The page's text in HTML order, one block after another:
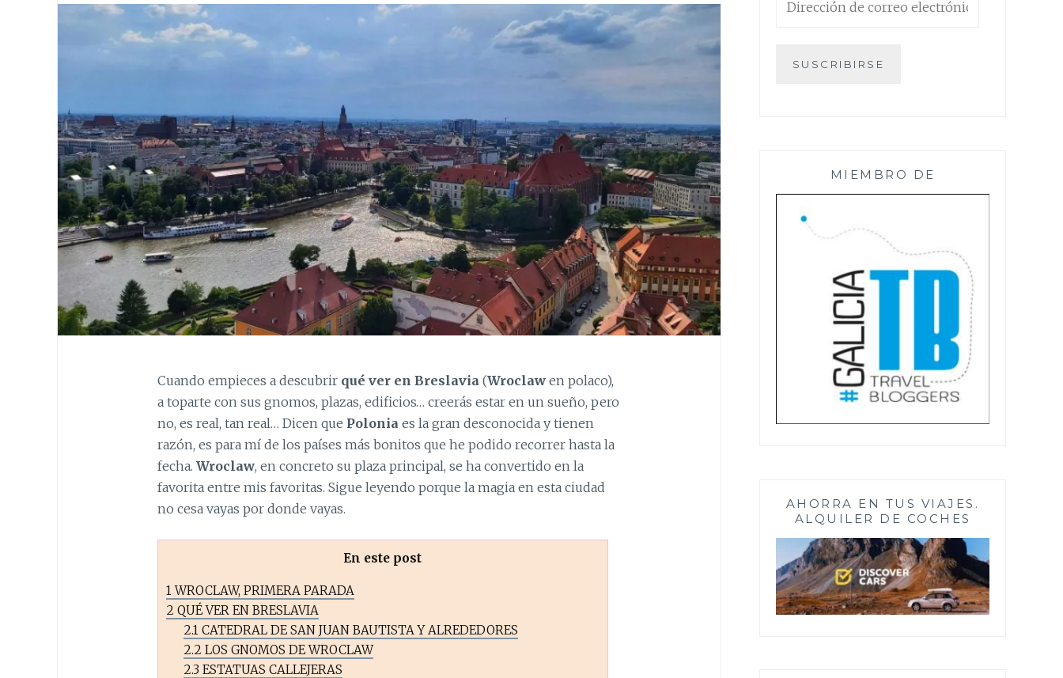
Cuando empieces a descubrir qué ver en Breslavia (Wroclawen polaco),
a toparte con sus gnomos, plazas, edificios… creerás estar en un sueño, pero
no, es real, tan real… Dicen que Polonia es la gran desconocida y tienen
razón, es para mí de los países más bonitos que he podido recorrer hasta la
fecha. Wroclaw, en concreto su plaza principal, se ha convertido en la
favorita entre mis favoritas. Sigue leyendo porque la magia en esta ciudad
no cesa vayas por donde vayas.
En este post
1 WROCLAW, PRIMERA PARADA
2 QUÉ VER EN BRESLAVIA
2.1 CATEDRAL DE SAN JUAN BAUTISTA Y ALREDEDORES
2.2 LOS GNOMOS DE WROCLAW
2.3 ESTATUAS CALLEJERAS
de
SUSCRIBIRSE
MIEMBRO DE
AHORRA EN TUS VIAJES.
ALQUILER DE COCHES